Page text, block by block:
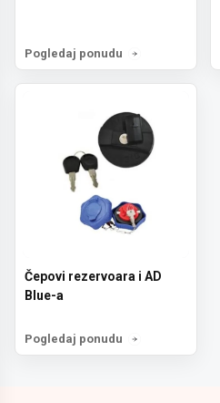
Pogledaj ponudu
Čepovi rezervoara i AD
Blue-a
Pogledaj ponudu